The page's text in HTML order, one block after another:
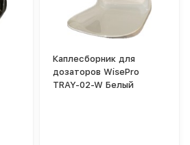
Каплесборник для
дозаторов WisePro
TRAY-02-W Белый